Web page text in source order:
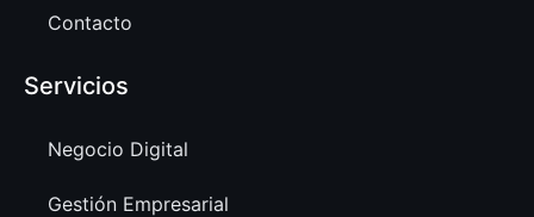
Contacto
Servicios
Negocio Digital
Gestión Empresarial